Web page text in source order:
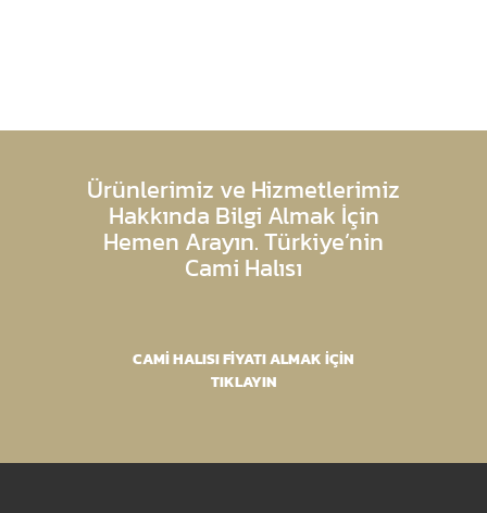
Ürünlerimiz ve Hizmetlerimiz
Hakkında Bilgi Almak İçin
Hemen Arayın. Türkiye’nin
Cami Halısı
CAMİ HALISI FİYATI ALMAK İÇİN
TIKLAYIN